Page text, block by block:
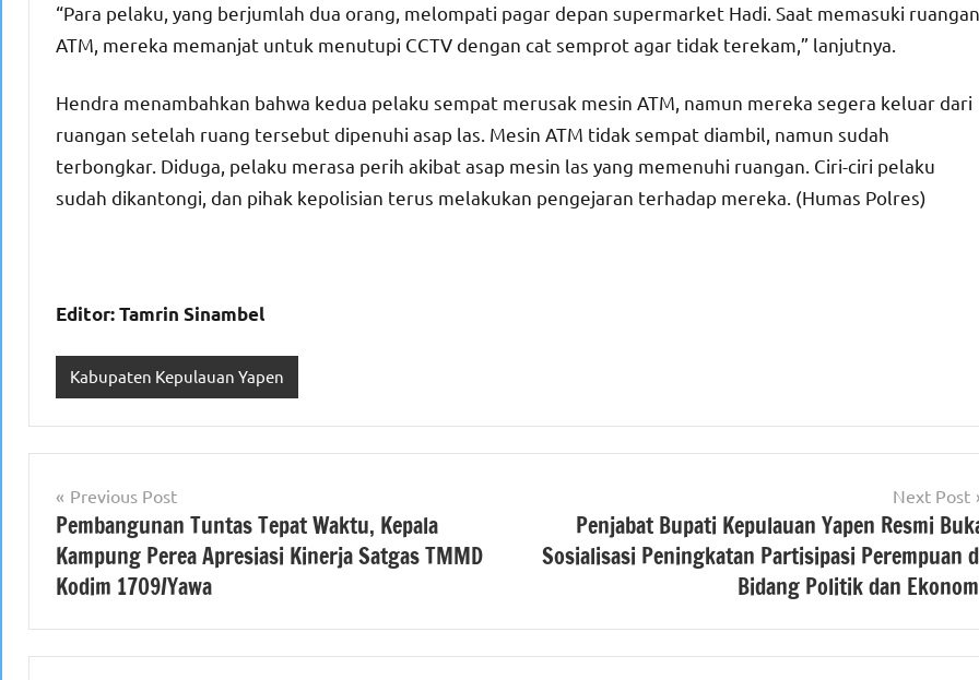
“Para pelaku, yang berjumlah dua orang, melompati pagar depan supermarket Hadi. Saat memasuki ruangan
ATM, mereka memanjat untuk menutupi CCTV dengan cat semprot agar tidak terekam,” lanjutnya.
Hendra menambahkan bahwa kedua pelaku sempat merusak mesin ATM, namun mereka segera keluar dari
ruangan setelah ruang tersebut dipenuhi asap las. Mesin ATM tidak sempat diambil, namun sudah
terbongkar. Diduga, pelaku merasa perih akibat asap mesin las yang memenuhi ruangan. Ciri-ciri pelaku
sudah dikantongi, dan pihak kepolisian terus melakukan pengejaran terhadap mereka. (Humas Polres)
Editor: Tamrin Sinambel
Kabupaten Kepulauan Yapen
Navigasi
pos
Previous Post
Pembangunan Tuntas Tepat Waktu, Kepala
Kampung Perea Apresiasi Kinerja Satgas TMMD
Kodim 1709/Yawa
Next Post
Penjabat Bupati Kepulauan Yapen Resmi
Sosialisasi Peningkatan Partisipasi Perempuan
Bidang Politik dan